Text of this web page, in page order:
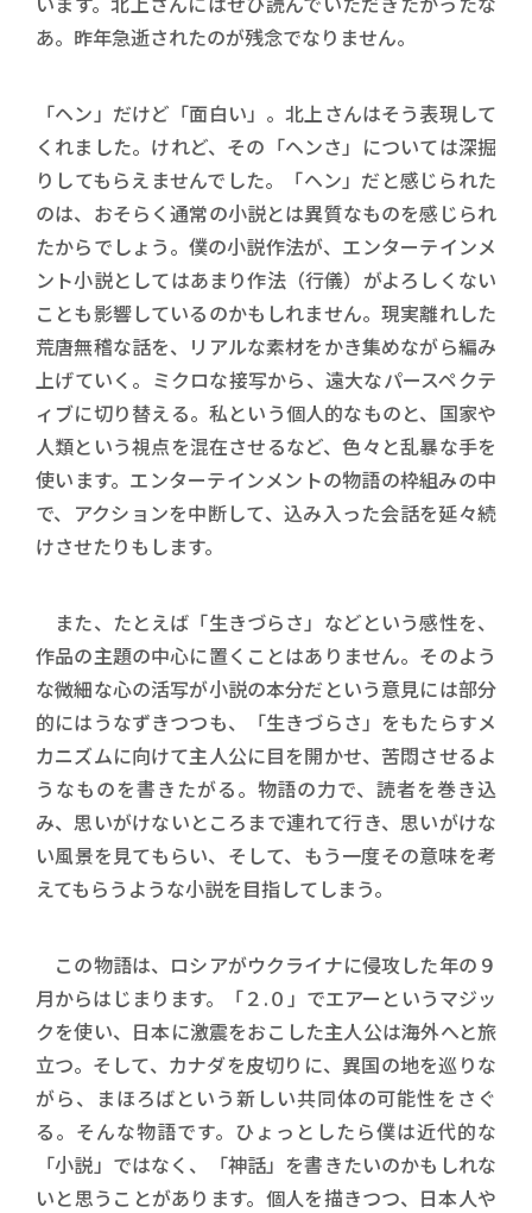
あ。昨年急逝されたのが残念でなりません。
「ヘン」だけど「面白い」。北上さんはそう表現して
くれました。けれど、その「ヘンさ」については深掘
りしてもらえませんでした。「ヘン」だと感じられた
のは、おそらく通常の小説とは異質なものを感じられ
たからでしょう。僕の小説作法が、エンターテインメ
ント小説としてはあまり作法（行儀）がよろしくない
ことも影響しているのかもしれません。現実離れした
荒唐無稽な話を、リアルな素材をかき集めながら編み
上げていく。ミクロな接写から、遠大なパースペクテ
ィブに切り替える。私という個人的なものと、国家や
人類という視点を混在させるなど、色々と乱暴な手を
使います。エンターテインメントの物語の枠組みの中
で、アクションを中断して、込み入った会話を延々続
けさせたりもします。
また、たとえば「生きづらさ」などという感性を、
作品の主題の中心に置くことはありません。そのよう
な微細な心の活写が小説の本分だという意見には部分
的にはうなずきつつも、「生きづらさ」をもたらすメ
カニズムに向けて主人公に目を開かせ、苦悶させるよ
うなものを書きたがる。物語の力で、読者を巻き込
み、思いがけないところまで連れて行き、思いがけな
い風景を見てもらい、そして、もう一度その意味を考
えてもらうような小説を目指してしまう。
この物語は、ロシアがウクライナに侵攻した年の９
月からはじまります。「２.０」でエアーというマジッ
クを使い、日本に激震をおこした主人公は海外へと旅
立つ。そして、カナダを皮切りに、異国の地を巡りな
がら、まほろばという新しい共同体の可能性をさぐ
る。そんな物語です。ひょっとしたら僕は近代的な
「小説」ではなく、「神話」を書きたいのかもしれな
いと思うことがあります。個人を描きつつ、日本人や